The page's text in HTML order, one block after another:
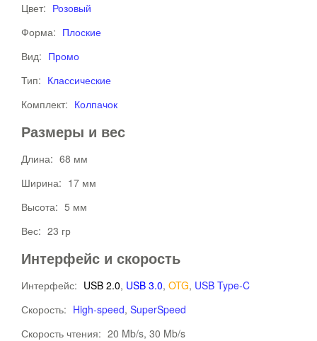
Цвет: Розовый
Форма: Плоские
Вид: Промо
Тип: Классические
Комплект: Колпачок
Размеры и вес
Длина: 68 мм
Ширина: 17 мм
Высота: 5 мм
Вес: 23 гр
Интерфейс и скорость
Интерфейс: USB 2.0, USB 3.0, OTG, USB Type-C
Скорость: High-speed, SuperSpeed
Скорость чтения: 20 Mb/s, 30 Mb/s